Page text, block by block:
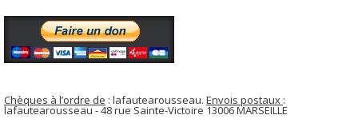
Chèques à l’ordre de : lafautearousseau. Envois postaux :
lafautearousseau - 48 rue Sainte-Victoire 13006 MARSEILLE